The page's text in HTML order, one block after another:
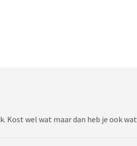
Kost wel wat maar dan heb je ook wat